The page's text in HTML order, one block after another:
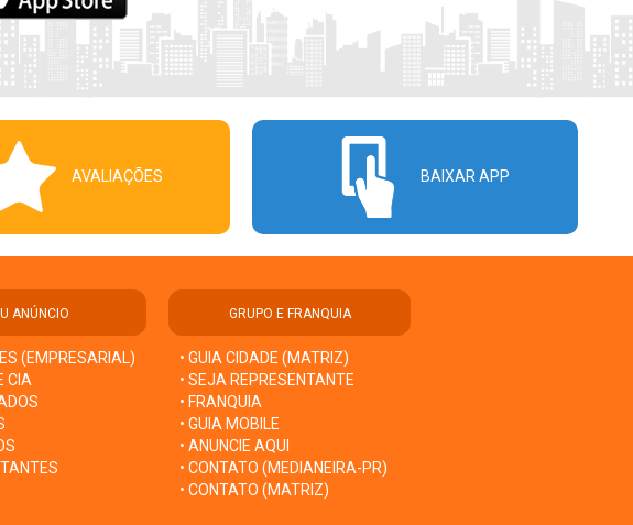
AVALIAÇÕES BAIXAR APP
ANÚNCIO
(EMPRESARIAL)
CIA
GRUPO E FRANQUIA
• GUIA CIDADE (MATRIZ)
• SEJA REPRESENTANTE
• FRANQUIA
• GUIA MOBILE
• ANUNCIE AQUI
• CONTATO (MEDIANEIRA-PR)
• CONTATO (MATRIZ)